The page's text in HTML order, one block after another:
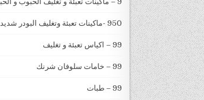
950 -ماكينات تعبئة وتغليف البودر شديد النعومة
99 – اكياس تعبئة و تغليف
99 – خامات سلوفان شرنك
99 – طبات